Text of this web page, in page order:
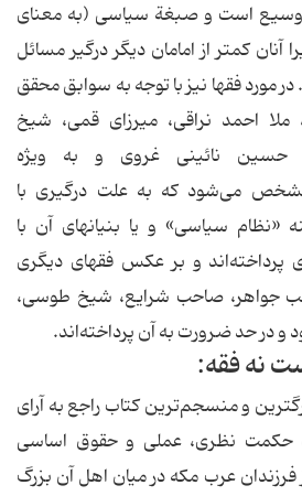
وسیع‌ است‌ و صبغة‌ سیاسی‌ (به‌ معنای‌
کمتر از امامان‌ دیگر درگیر مسائل‌
مورد فقها نیز با توجه‌ به‌ سوابق‌ محقق‌
ملا احمد نراقی، میرزای‌ قمی، شیخ‌
حسین‌ نائینی‌ غروی‌ و به‌ ویژه‌
می‌شود که‌ به‌ علت‌ درگیری‌ با
«نظام‌ سیاسی» و یا بنیانهای‌ آن‌ با
پرداخته‌اند و بر عکس‌ فقهای‌ دیگری‌
جواهر، صاحب‌ شرایع، شیخ‌ طوسی،
و در حد ضرورت‌ به‌ آن‌ پرداخته‌اند.
نه‌ فقه:
و منسجم‌ترین‌ کتاب‌ راجع‌ به‌ آرای‌
حکمت‌ نظری، عملی‌ و حقوق‌ اساسی‌
از فرزندان‌ عرب‌ مکه‌ در میان‌ اهل‌ آن‌ بزرگ‌